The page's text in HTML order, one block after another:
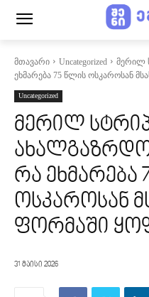
მთავარი Uncategorized
მერილ
ეხმარება 75 წლის ოსკაროსან
Uncategorized
მერილ
რა ეხმარება
ოსკაროსან
ფორმაში
31 მაისი 2026